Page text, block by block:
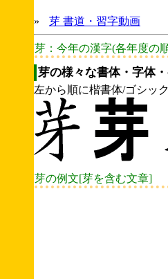
» 芽 書道・習字動画
芽：今年の漢字(各年度の
芽の様々な書体・字体
左から順に楷書体/ゴシッ
芽の例文[芽を含む文章]